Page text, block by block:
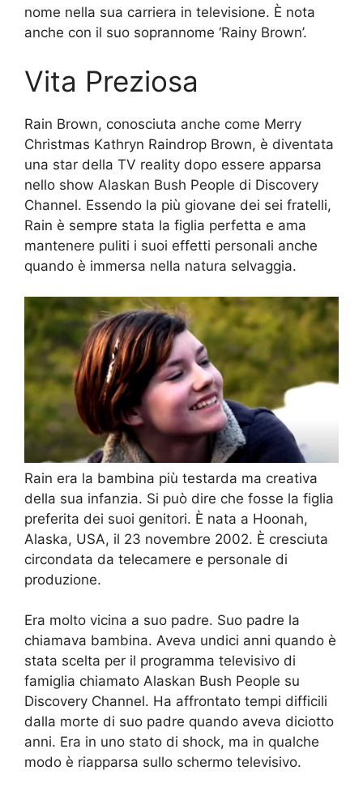
nome nella sua carriera in televisione. È nota
anche con il suo soprannome ‘Rainy Brown’.
Vita Preziosa
Rain Brown, conosciuta anche come Merry
Christmas Kathryn Raindrop Brown, è diventata
una star della TV reality dopo essere apparsa
nello show Alaskan Bush People di Discovery
Channel. Essendo la più giovane dei sei fratelli,
Rain è sempre stata la figlia perfetta e ama
mantenere puliti i suoi effetti personali anche
quando è immersa nella natura selvaggia.
Rain era la bambina più testarda ma creativa
della sua infanzia. Si può dire che fosse la figlia
preferita dei suoi genitori. È nata a Hoonah,
Alaska, USA, il 23 novembre 2002. È cresciuta
circondata da telecamere e personale di
produzione.
Era molto vicina a suo padre. Suo padre la
chiamava bambina. Aveva undici anni quando è
stata scelta per il programma televisivo di
famiglia chiamato Alaskan Bush People su
Discovery Channel. Ha affrontato tempi difficili
dalla morte di suo padre quando aveva diciotto
anni. Era in uno stato di shock, ma in qualche
modo è riapparsa sullo schermo televisivo.